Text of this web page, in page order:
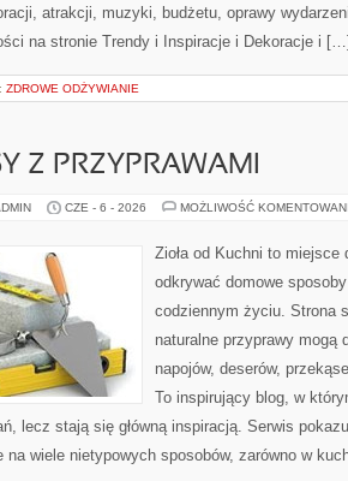
atrakcji, muzyki, budżetu, oprawy
na stronie Trendy i Inspiracje i Dekoracje i
ZDROWE ODŻYWIANIE
Z PRZYPRAWAMI
CZE - 6 - 2026 MOŻLIWOŚĆ
Zioła od Kuchni to
odkrywać domowe
codziennym życiu. Strona
naturalne przyprawy mogą
napojów, deserów,
To inspirujący blog, w
lecz stają się główną inspiracją. Serwis
na wiele nietypowych sposobów, zarówno w